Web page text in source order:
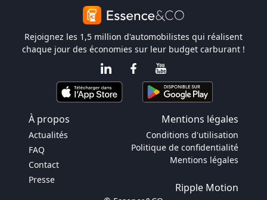
Rejoignez les 1,5 million d'automobilistes qui réalisent
chaque jour des économies sur leur budget carburant !
À propos Mentions légales
Actualités
FAQ
Contact
Presse
Conditions d'utilisation
Politique de confidentialité
Mentions légales
Ripple Motion